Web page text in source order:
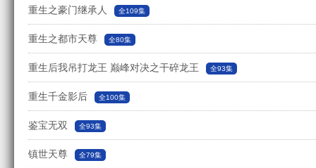
重生之豪门继承人 全109集
重生之都市天尊 全80集
重生后我吊打龙王 巅峰对决之干碎龙王 全93集
重生千金影后 全100集
鉴宝无双 全93集
镇世天尊 全79集